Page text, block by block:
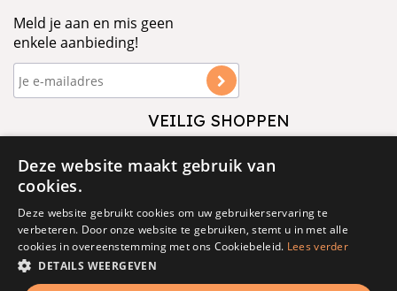
Meld je aan en mis geen
enkele aanbieding!
VEILIG SHOPPEN
Deze website maakt gebruik van
cookies.
Deze website gebruikt cookies om uw gebruikerservaring te
verbeteren. Door onze website te gebruiken, stemt u in met alle
cookies in overeenstemming met ons Cookiebeleid. Lees verder
DETAILS WEERGEVEN